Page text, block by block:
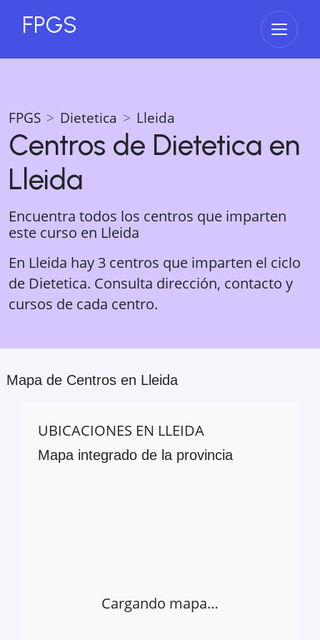
FPGS Abrir
FPGS Dietetica Lleida
Centros de Dietetica en
Lleida
Encuentra todos los centros que imparten
este curso en Lleida
En Lleida hay 3 centros que imparten el ciclo
de Dietetica. Consulta dirección, contacto y
cursos de cada centro.
Mapa de Centros en Lleida
UBICACIONES EN LLEIDA
Mapa integrado de la provincia
Cargando mapa…